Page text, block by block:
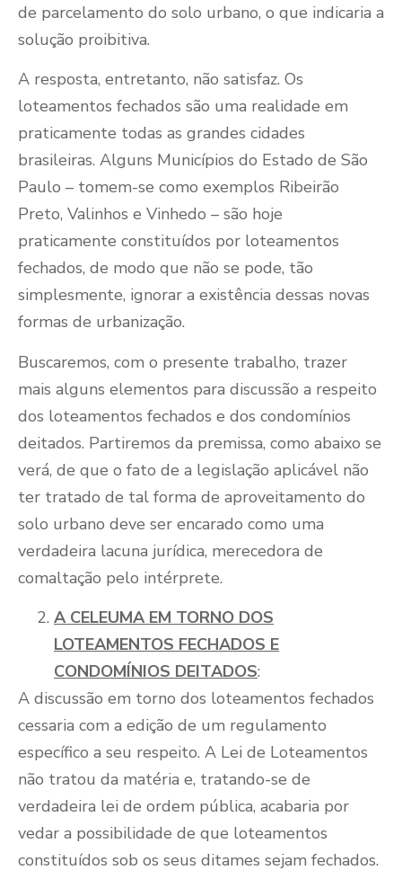
de parcelamento do solo urbano, o que indicaria a
solução proibitiva.
A resposta, entretanto, não satisfaz. Os
loteamentos fechados são uma realidade em
praticamente todas as grandes cidades
brasileiras. Alguns Municípios do Estado de São
Paulo – tomem-se como exemplos Ribeirão
Preto, Valinhos e Vinhedo – são hoje
praticamente constituídos por loteamentos
fechados, de modo que não se pode, tão
simplesmente, ignorar a existência dessas novas
formas de urbanização.
Buscaremos, com o presente trabalho, trazer
mais alguns elementos para discussão a respeito
dos loteamentos fechados e dos condomínios
deitados. Partiremos da premissa, como abaixo se
verá, de que o fato de a legislação aplicável não
ter tratado de tal forma de aproveitamento do
solo urbano deve ser encarado como uma
verdadeira lacuna jurídica, merecedora de
comaltação pelo intérprete.
A CELEUMA EM TORNO DOS
LOTEAMENTOS FECHADOS E
CONDOMÍNIOS DEITADOS:
A discussão em torno dos loteamentos fechados
cessaria com a edição de um regulamento
específico a seu respeito. A Lei de Loteamentos
não tratou da matéria e, tratando-se de
verdadeira lei de ordem pública, acabaria por
vedar a possibilidade de que loteamentos
constituídos sob os seus ditames sejam fechados.